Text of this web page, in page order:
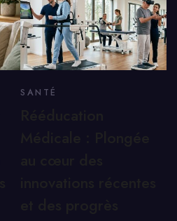
SANTÉ